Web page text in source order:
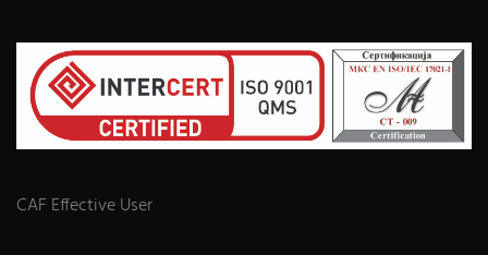
CAF Effective User